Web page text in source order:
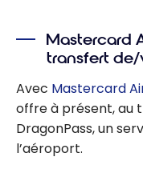
Mastercard
transfert de/
Avec Mastercard
offre à présent, au
DragonPass, un
l’aéroport.